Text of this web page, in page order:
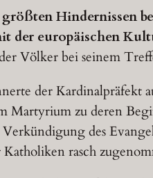
Hindernissen
der europäischen
Völker bei seinem
der Kardinalpräfekt
Martyrium zu deren
des
rasch